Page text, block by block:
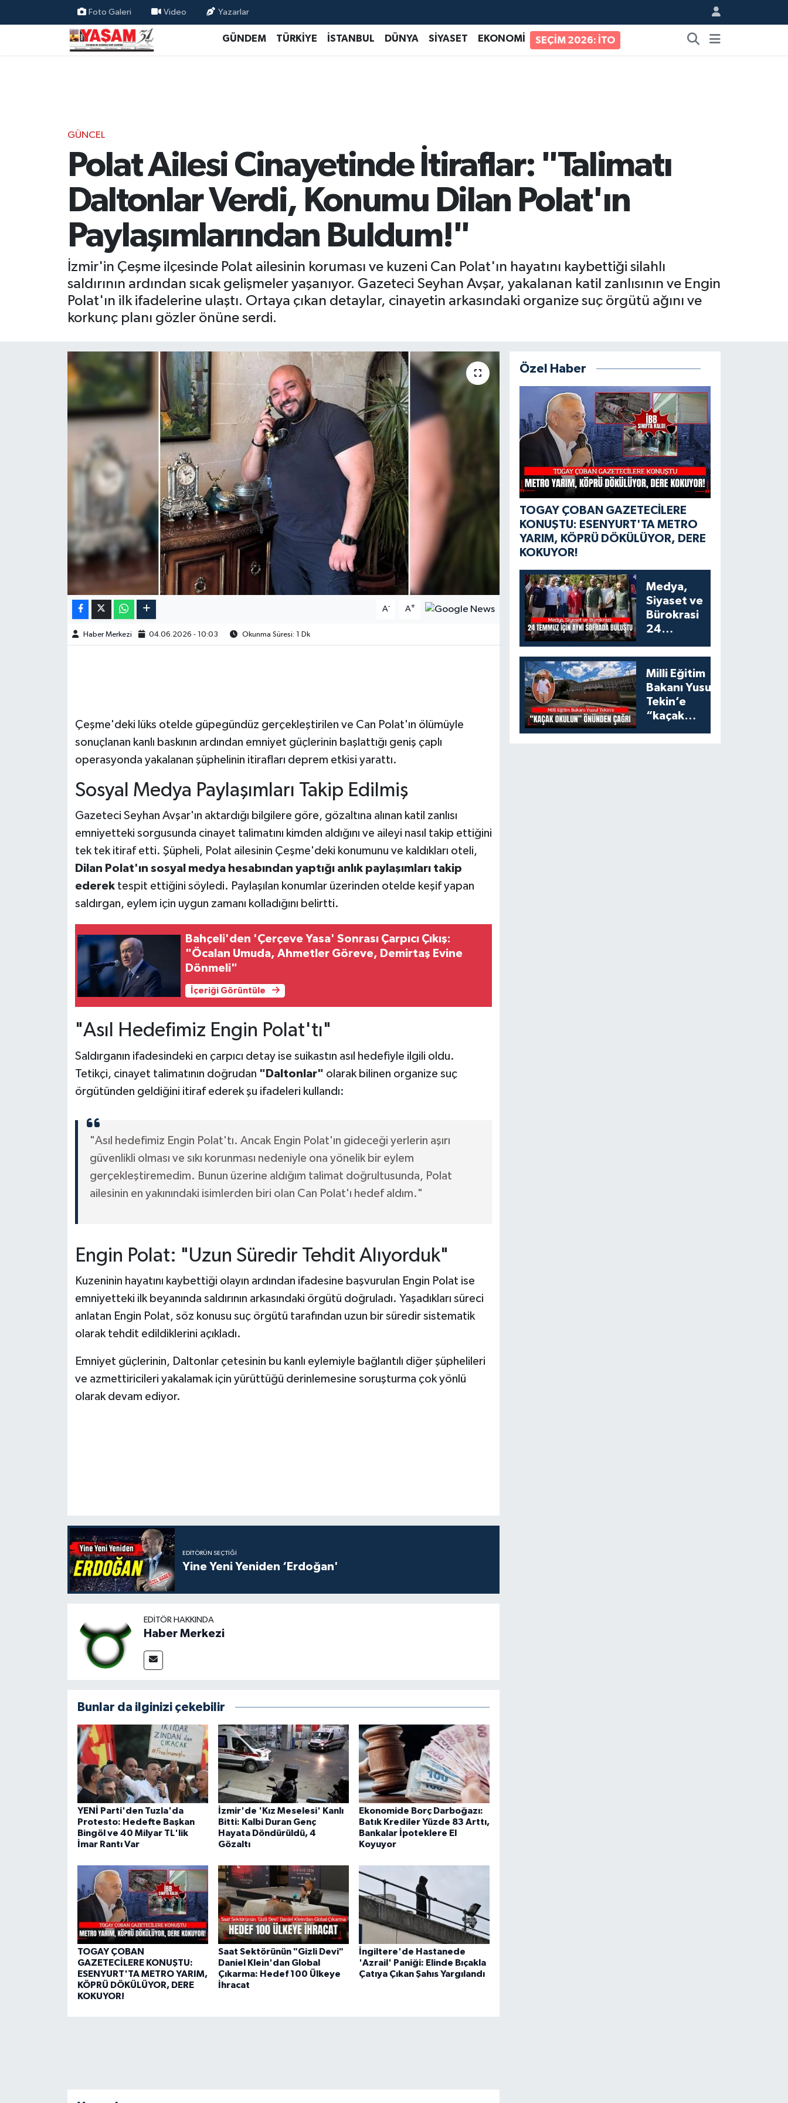
Foto Galeri Video Yazarlar
GÜNDEM TÜRKİYE İSTANBUL DÜNYA SİYASET EKONOMİ SEÇİM 2026: İTO
GÜNCEL
Polat Ailesi Cinayetinde İtiraflar: "Talimatı
Daltonlar Verdi, Konumu Dilan Polat'ın
Paylaşımlarından Buldum!"
İzmir'in Çeşme ilçesinde Polat ailesinin koruması ve kuzeni Can Polat'ın hayatını kaybettiği silahlı
saldırının ardından sıcak gelişmeler yaşanıyor. Gazeteci Seyhan Avşar, yakalanan katil zanlısının ve Engin
Polat'ın ilk ifadelerine ulaştı. Ortaya çıkan detaylar, cinayetin arkasındaki organize suç örgütü ağını ve
korkunç planı gözler önüne serdi.
A- A+
Haber Merkezi 04.06.2026 - 10:03 Okunma Süresi: 1 Dk
Çeşme'deki lüks otelde güpegündüz gerçekleştirilen ve Can Polat'ın ölümüyle
sonuçlanan kanlı baskının ardından emniyet güçlerinin başlattığı geniş çaplı
operasyonda yakalanan şüphelinin itirafları deprem etkisi yarattı.
Sosyal Medya Paylaşımları Takip Edilmiş
Gazeteci Seyhan Avşar'ın aktardığı bilgilere göre, gözaltına alınan katil zanlısı
emniyetteki sorgusunda cinayet talimatını kimden aldığını ve aileyi nasıl takip ettiğini
tek tek itiraf etti. Şüpheli, Polat ailesinin Çeşme'deki konumunu ve kaldıkları oteli,
Dilan Polat'ın sosyal medya hesabından yaptığı anlık paylaşımları takip
ederektespit ettiğini söyledi. Paylaşılan konumlar üzerinden otelde keşif yapan
saldırgan, eylem için uygun zamanı kolladığını belirtti.
Bahçeli'den 'Çerçeve Yasa' Sonrası Çarpıcı Çıkış:
"Öcalan Umuda, Ahmetler Göreve, Demirtaş Evine
Dönmeli"
İçeriği Görüntüle
"Asıl Hedefimiz Engin Polat'tı"
Saldırganın ifadesindeki en çarpıcı detay ise suikastın asıl hedefiyle ilgili oldu.
Tetikçi, cinayet talimatının doğrudan "Daltonlar" olarak bilinen organize suç
örgütünden geldiğini itiraf ederek şu ifadeleri kullandı:
"Asıl hedefimiz Engin Polat'tı. Ancak Engin Polat'ın gideceği yerlerin aşırı
güvenlikli olması ve sıkı korunması nedeniyle ona yönelik bir eylem
gerçekleştiremedim. Bunun üzerine aldığım talimat doğrultusunda, Polat
ailesinin en yakınındaki isimlerden biri olan Can Polat'ı hedef aldım."
Engin Polat: "Uzun Süredir Tehdit Alıyorduk"
Kuzeninin hayatını kaybettiği olayın ardından ifadesine başvurulan Engin Polat ise
emniyetteki ilk beyanında saldırının arkasındaki örgütü doğruladı. Yaşadıkları süreci
anlatan Engin Polat, söz konusu suç örgütü tarafından uzun bir süredir sistematik
olarak tehdit edildiklerini açıkladı.
Emniyet güçlerinin, Daltonlar çetesinin bu kanlı eylemiyle bağlantılı diğer şüphelileri
ve azmettiricileri yakalamak için yürüttüğü derinlemesine soruşturma çok yönlü
olarak devam ediyor.
EDITÖRÜN SEÇTIĞI
Yine Yeni Yeniden ‘Erdoğan'
EDITÖR HAKKINDA
Haber Merkezi
Bunlar da ilginizi çekebilir
YENİ Parti'den Tuzla'da
Protesto: Hedefte Başkan
Bingöl ve 40 Milyar TL'lik
İmar Rantı Var
İzmir'de 'Kız Meselesi' Kanlı
Bitti: Kalbi Duran Genç
Hayata Döndürüldü, 4
Gözaltı
Ekonomide Borç Darboğazı:
Batık Krediler Yüzde 83 Arttı,
Bankalar İpoteklere El
Koyuyor
TOGAY ÇOBAN
GAZETECİLERE KONUŞTU:
ESENYURT'TA METRO YARIM,
KÖPRÜ DÖKÜLÜYOR, DERE
KOKUYOR!
Saat Sektörünün "Gizli Devi"
Daniel Klein'dan Global
Çıkarma: Hedef 100 Ülkeye
İhracat
İngiltere'de Hastanede
'Azrail' Paniği: Elinde Bıçakla
Çatıya Çıkan Şahıs Yargılandı
Özel Haber
TOGAY ÇOBAN GAZETECİLERE
KONUŞTU: ESENYURT'TA METRO
YARIM, KÖPRÜ DÖKÜLÜYOR, DERE
KOKUYOR!
Medya,
Siyaset ve
Bürokrasi
24
İçin Aynı
Sofrada
Buluştu
Milli Eğitim
Bakanı Yusuf
Tekin’e
“kaçak